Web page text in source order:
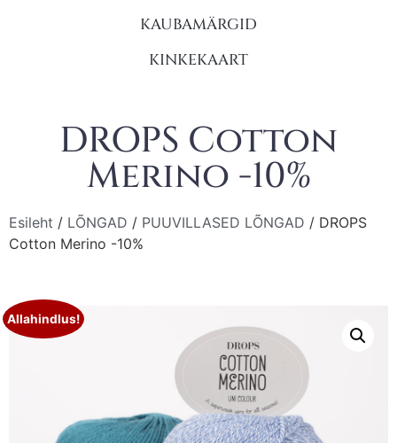
KAUBAMÄRGID
KINKEKAART
DROPS Cotton
Merino -10%
Esileht / LÕNGAD / PUUVILLASED LÕNGAD / DROPS
Cotton Merino -10%
Allahindlus!